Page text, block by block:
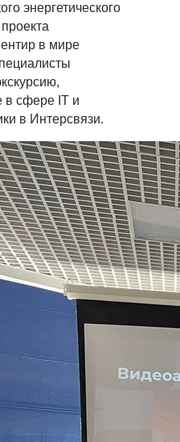
энергетического
в мире
в сфере IT и
в Интерсвязи.